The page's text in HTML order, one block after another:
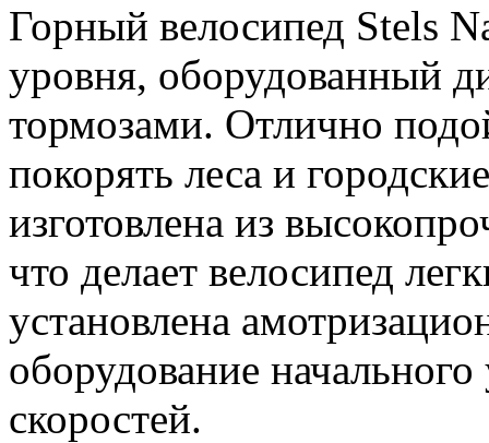
Горный велосипед Stels
уровня, оборудованный
тормозами. Отлично
покорять леса и
изготовлена из
что делает велосипед
установлена
оборудование
скоростей.